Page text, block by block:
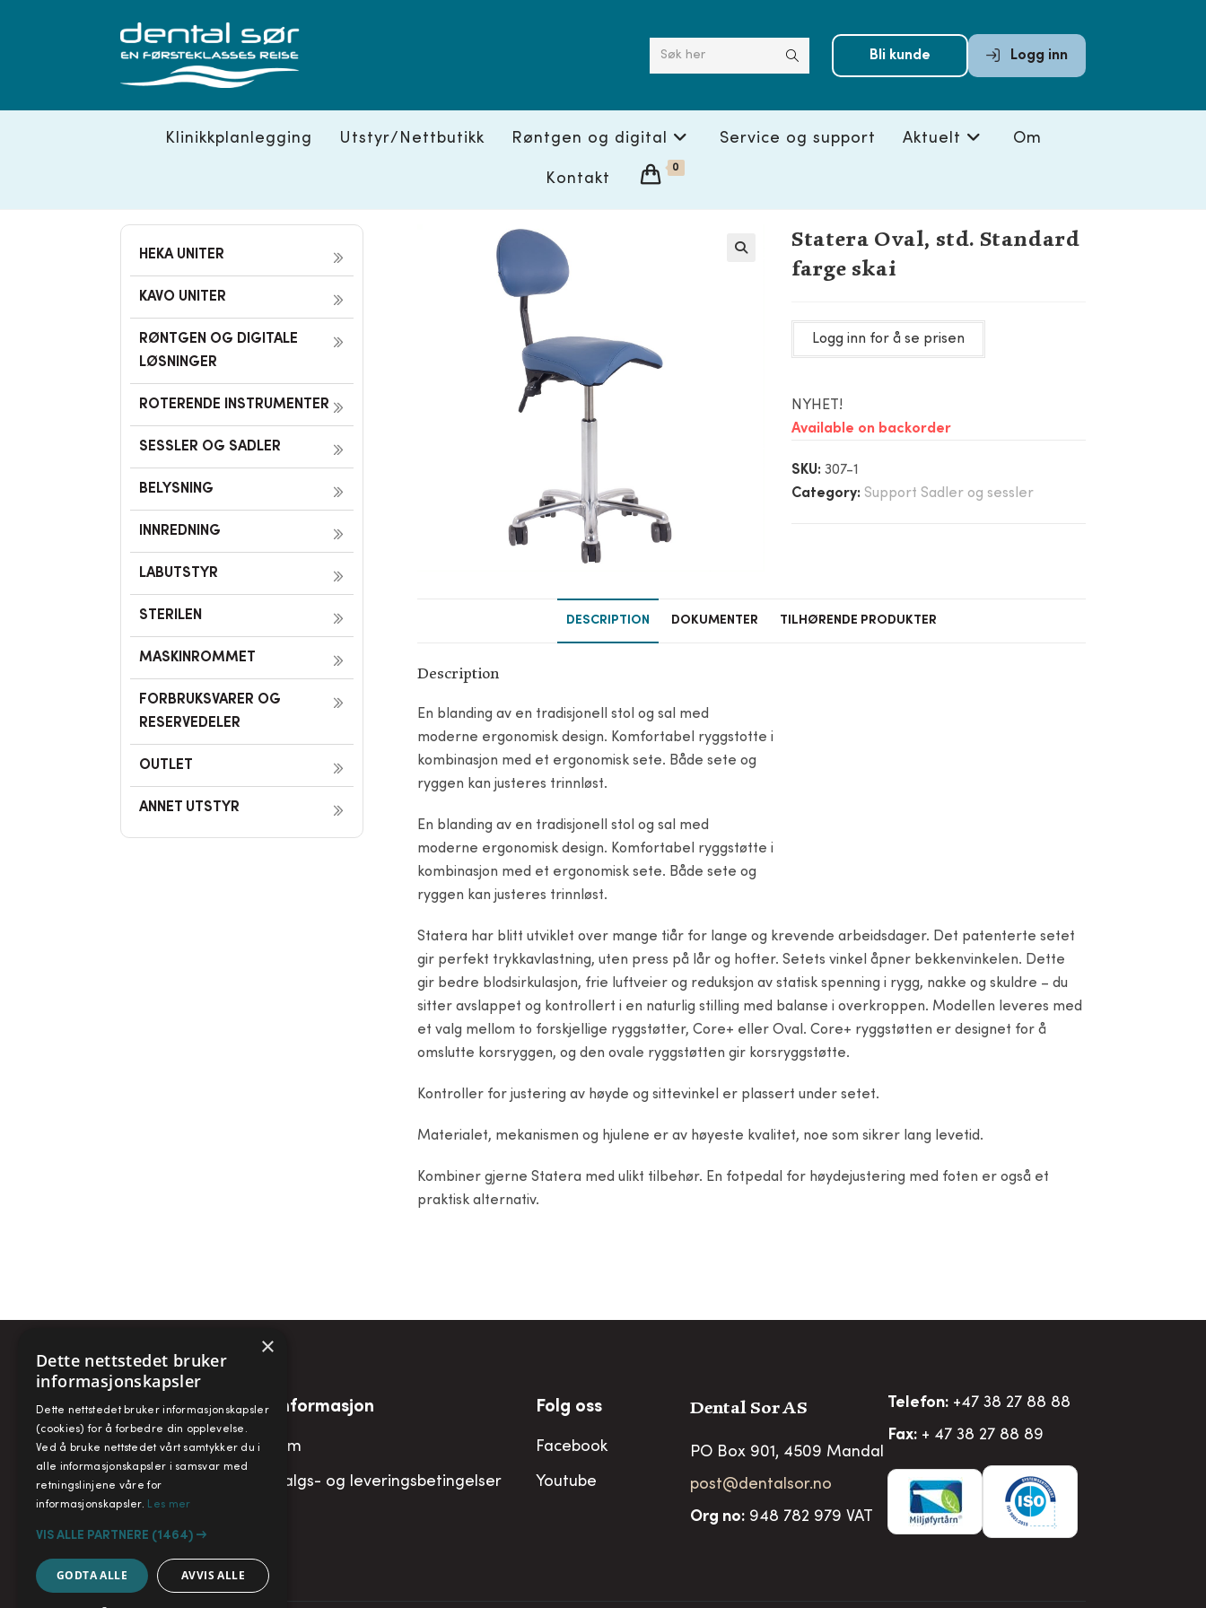
Søk her Bli kunde Logg inn
Klinikkplanlegging Utstyr/Nettbutikk Røntgen og digital Service og support Aktuelt Om
Kontakt
0
HEKA UNITER
KAVO UNITER
RØNTGEN OG DIGITALE
LØSNINGER
ROTERENDE INSTRUMENTER
SESSLER OG SADLER
BELYSNING
INNREDNING
LABUTSTYR
STERILEN
MASKINROMMET
FORBRUKSVARER OG
RESERVEDELER
OUTLET
ANNET UTSTYR
Statera Oval, std. Standard
farge skai
Logg inn for å se prisen
NYHET!
Available on backorder
SKU:307-1
Category: Support Sadler og sessler
DESCRIPTION DOKUMENTER TILHØRENDE PRODUKTER
Description
En blanding av en tradisjonell stol og sal med
moderne ergonomisk design. Komfortabel ryggstotte i
kombinasjon med et ergonomisk sete. Både sete og
ryggen kan justeres trinnløst.
En blanding av en tradisjonell stol og sal med
moderne ergonomisk design. Komfortabel ryggstøtte i
kombinasjon med et ergonomisk sete. Både sete og
ryggen kan justeres trinnløst.
Statera har blitt utviklet over mange tiår for lange og krevende arbeidsdager. Det patenterte setet
gir perfekt trykkavlastning, uten press på lår og hofter. Setets vinkel åpner bekkenvinkelen. Dette
gir bedre blodsirkulasjon, frie luftveier og reduksjon av statisk spenning i rygg, nakke og skuldre – du
sitter avslappet og kontrollert i en naturlig stilling med balanse i overkroppen. Modellen leveres med
et valg mellom to forskjellige ryggstøtter, Core+ eller Oval. Core+ ryggstøtten er designet for å
omslutte korsryggen, og den ovale ryggstøtten gir korsryggstøtte.
Kontroller for justering av høyde og sittevinkel er plassert under setet.
Materialet, mekanismen og hjulene er av høyeste kvalitet, noe som sikrer lang levetid.
Kombiner gjerne Statera med ulikt tilbehør. En fotpedal for høydejustering med foten er også et
praktisk alternativ.
Snarveier
Min konto
Handlekurv
Informasjon
Om
Salgs- og leveringsbetingelser
Folg oss
Facebook
Youtube
Dental Sor AS
PO Box 901, 4509 Mandal
post@dentalsor.no
Org no:948 782 979 VAT
Telefon: +47 38 27 88 88
Fax: + 47 38 27 88 89
×
Dette nettstedet bruker
informasjonskapsler
Dette nettstedet bruker informasjonskapsler
(cookies) for å forbedre din opplevelse.
Ved å bruke nettstedet vårt samtykker du i
alle informasjonskapsler i samsvar med
retningslinjene våre for
informasjonskapsler. Les mer
VIS ALLE PARTNERE (1464) →
GODTA ALLE AVVIS ALLE